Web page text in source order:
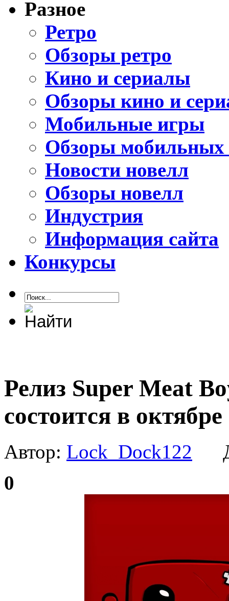
Разное
Ретро
Обзоры ретро
Кино и сериалы
Обзоры кино и
Мобильные игры
Обзоры мобильных
Новости новелл
Обзоры новелл
Индустрия
Информация сайта
Конкурсы
Релиз Super Meat
состоится в октябре
Автор: Lock_Dock122
0